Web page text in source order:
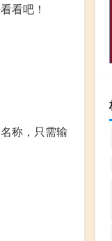
看吧！
称，只需输